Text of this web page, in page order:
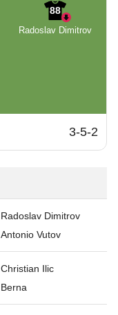
88
Radoslav Dimitrov
3-5-2
Radoslav Dimitrov
Antonio Vutov
Christian Ilic
Berna